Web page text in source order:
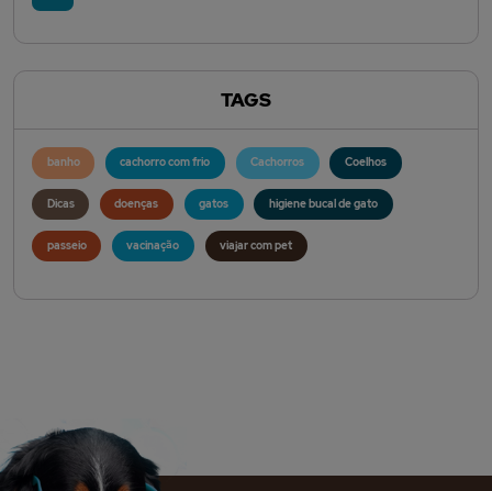
TAGS
banho cachorro com frio Cachorros Coelhos
Dicas doenças gatos higiene bucal de gato
passeio vacinação viajar com pet